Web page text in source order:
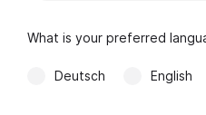
What is your preferred
Deutsch English